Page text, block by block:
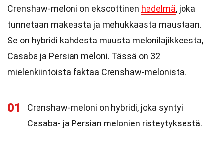
Crenshaw-meloni on eksoottinen hedelmä, joka
tunnetaan makeasta ja mehukkaasta maustaan.
Se on hybridi kahdesta muusta melonilajikkeesta,
Casaba ja Persian meloni. Tässä on 32
mielenkiintoista faktaa Crenshaw-melonista.
01
Crenshaw-meloni on hybridi, joka syntyi
Casaba- ja Persian melonien risteytyksestä.